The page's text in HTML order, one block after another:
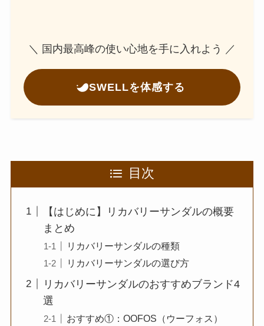
＼ 国内最高峰の使い心地を手に入れよう ／
SWELLを体感する
目次
【はじめに】リカバリーサンダルの概要
まとめ
リカバリーサンダルの種類
リカバリーサンダルの選び方
リカバリーサンダルのおすすめブランド4
選
おすすめ①：OOFOS（ウーフォス）